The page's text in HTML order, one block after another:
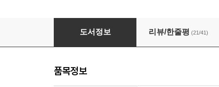
돈의 흐름은 되풀이된다
도서정보 리뷰/한줄평 (21/41)
품목정보